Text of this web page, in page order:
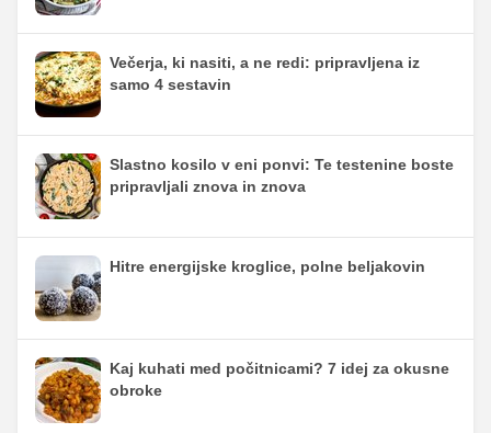
Večerja, ki nasiti, a ne redi: pripravljena iz
samo 4 sestavin
Slastno kosilo v eni ponvi: Te testenine boste
pripravljali znova in znova
Hitre energijske kroglice, polne beljakovin
Kaj kuhati med počitnicami? 7 idej za okusne
obroke